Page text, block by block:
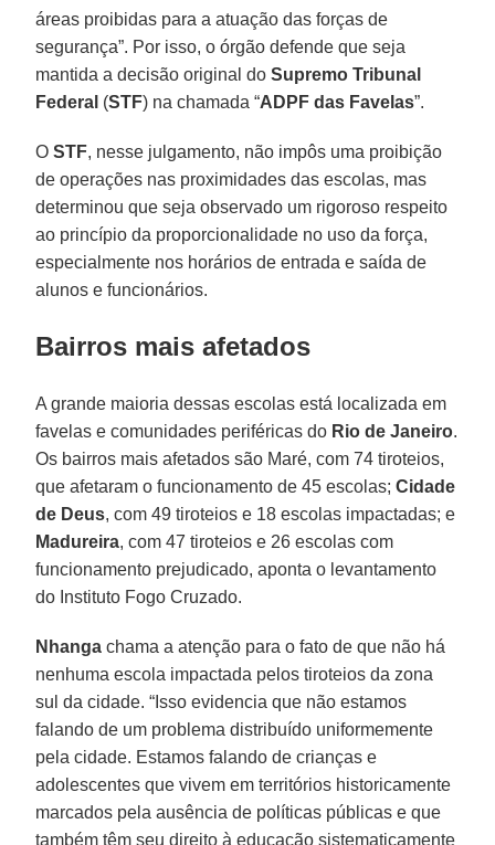
áreas proibidas para a atuação das forças de
segurança”. Por isso, o órgão defende que seja
mantida a decisão original doSupremo Tribunal
Federal (STF) na chamada “ADPF das Favelas”.
OSTF, nesse julgamento, não impôs uma proibição
de operações nas proximidades das escolas, mas
determinou que seja observado um rigoroso respeito
ao princípio da proporcionalidade no uso da força,
especialmente nos horários de entrada e saída de
alunos e funcionários.
Bairros mais afetados
A grande maioria dessas escolas está localizada em
favelas e comunidades periféricas do Rio de Janeiro.
Os bairros mais afetados são Maré, com 74 tiroteios,
que afetaram o funcionamento de 45 escolas;Cidade
de Deus, com 49 tiroteios e 18 escolas impactadas; e
Madureira, com 47 tiroteios e 26 escolas com
funcionamento prejudicado, aponta o levantamento
do Instituto Fogo Cruzado.
Nhanga chama a atenção para o fato de que não há
nenhuma escola impactada pelos tiroteios da zona
sul da cidade. “Isso evidencia que não estamos
falando de um problema distribuído uniformemente
pela cidade. Estamos falando de crianças e
adolescentes que vivem em territórios historicamente
marcados pela ausência de políticas públicas e que
também têm seu direito à educação sistematicamente